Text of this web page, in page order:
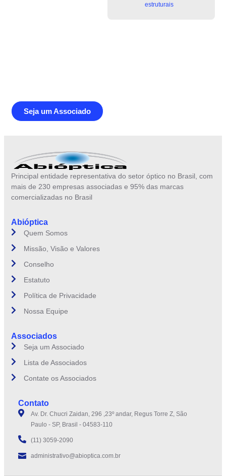
estruturais
Seja um Associado
Principal entidade representativa do setor óptico no Brasil, com
mais de 230 empresas associadas e 95% das marcas
comercializadas no Brasil
Abióptica
Quem Somos
Missão, Visão e Valores
Conselho
Estatuto
Política de Privacidade
Nossa Equipe
Associados
Seja um Associado
Lista de Associados
Contate os Associados
Contato
Av. Dr. Chucri Zaidan, 296 ,23º andar, Regus Torre Z, São
Paulo - SP, Brasil - 04583-110
(11) 3059-2090
administrativo@abioptica.com.br